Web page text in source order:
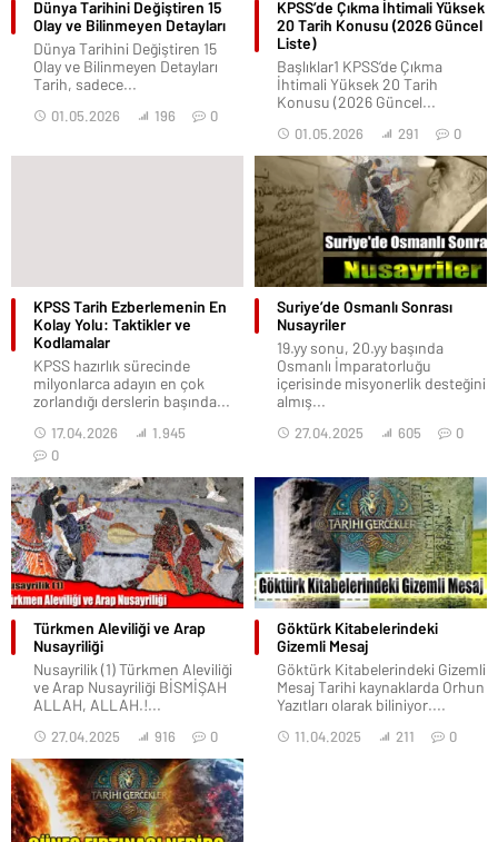
Dünya Tarihini Değiştiren 15
Olay ve Bilinmeyen Detayları
Dünya Tarihini Değiştiren 15
Olay ve Bilinmeyen Detayları
Tarih, sadece...
01.05.2026 196 0
KPSS’de Çıkma İhtimali Yüksek
20 Tarih Konusu (2026 Güncel
Liste)
Başlıklar1 KPSS’de Çıkma
İhtimali Yüksek 20 Tarih
Konusu (2026 Güncel...
01.05.2026 291 0
KPSS Tarih Ezberlemenin En
Kolay Yolu: Taktikler ve
Kodlamalar
KPSS hazırlık sürecinde
milyonlarca adayın en çok
zorlandığı derslerin başında...
17.04.2026
1.945
0
Suriye’de Osmanlı Sonrası
Nusayriler
19.yy sonu, 20.yy başında
Osmanlı İmparatorluğu
içerisinde misyonerlik desteğini
almış...
27.04.2025 605 0
Türkmen Aleviliği ve Arap
Nusayriliği
Nusayrilik (1) Türkmen Aleviliği
ve Arap Nusayriliği BİSMİŞAH
ALLAH, ALLAH.!...
27.04.2025 916 0
Göktürk Kitabelerindeki
Gizemli Mesaj
Göktürk Kitabelerindeki Gizemli
Mesaj Tarihi kaynaklarda Orhun
Yazıtları olarak biliniyor....
11.04.2025 211 0